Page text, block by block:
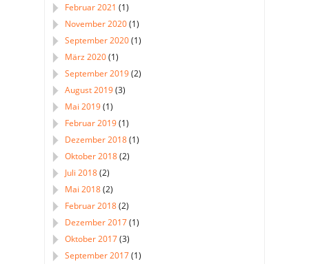
Februar 2021 (1)
November 2020(1)
September 2020(1)
März 2020(1)
September 2019(2)
August 2019(3)
Mai 2019(1)
Februar 2019(1)
Dezember 2018(1)
Oktober 2018(2)
Juli 2018(2)
Mai 2018(2)
Februar 2018(2)
Dezember 2017(1)
Oktober 2017(3)
September 2017(1)